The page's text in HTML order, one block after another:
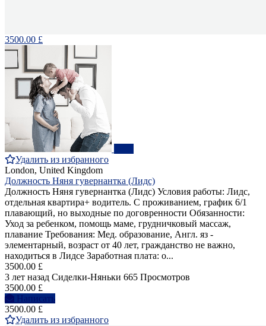
3500.00 £
Удалить из избранного
London, United Kingdom
Должность Няня гувернантка (Лидс)
Должность Няня гувернантка (Лидс) Условия работы: Лидс,
отдельная квартира+ водитель. С проживанием, график 6/1
плавающий, но выходные по договренности Обязанности:
Уход за ребенком, помощь маме, грудничковый массаж,
плавание Требования: Мед. образование, Англ. яз -
элементарный, возраст от 40 лет, гражданство не важно,
находиться в Лидсе Заработная плата: о...
3500.00 £
3 лет назад Сиделки-Няньки 665 Просмотров
3500.00 £
Написать
3500.00 £
Удалить из избранного